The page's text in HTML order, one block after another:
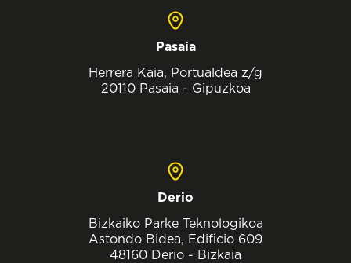
Pasaia
Herrera Kaia, Portualdea z/g
20110 Pasaia - Gipuzkoa
Derio
Bizkaiko Parke Teknologikoa
Astondo Bidea, Edificio 609
48160 Derio - Bizkaia